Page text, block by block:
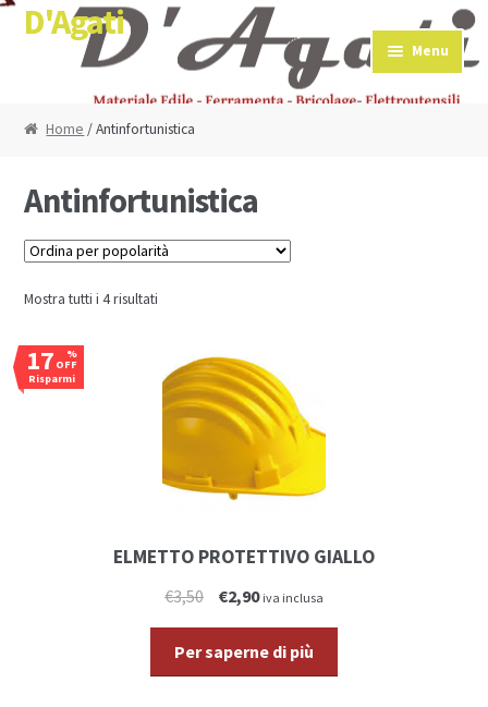
Skip to navigation
Skip to content
D'Agati
Menu
Home / Antinfortunistica
Antinfortunistica
Mostra tutti i 4 risultati
ELMETTO PROTETTIVO GIALLO
17 %
OFF
Risparmi
€0,60
€3,50 €2,90 iva inclusa
Per saperne di più